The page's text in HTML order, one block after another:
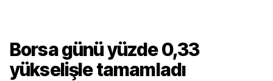
Borsa günü yüzde 0,33
yükselişle tamamladı